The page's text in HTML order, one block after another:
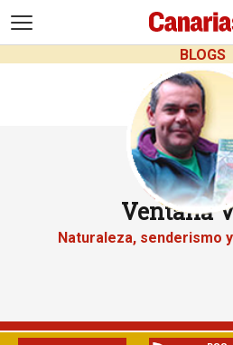
BLOGS
Ventana
Naturaleza, senderismo